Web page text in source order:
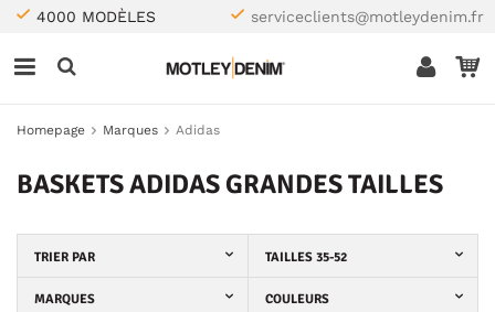
4000 MODÈLES serviceclients@motleydenim.fr
Homepage Marques Adidas
BASKETS ADIDAS GRANDES TAILLES
TRIER PAR TAILLES 35-52
MARQUES COULEURS